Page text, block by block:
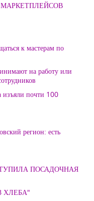
к мастерам по
на работу или
изъяли почти 100
регион: есть
ПОСАДОЧНАЯ
ХЛЕБА"